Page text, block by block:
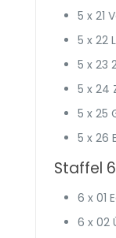
5 x 21
5 x 22
5 x 23
5 x 24
5 x 25
5 x 26
Staffel 6
6 x 01
6 x 02